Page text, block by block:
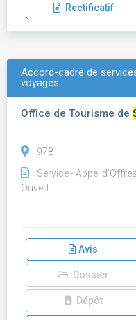
Rectificatif
Accord-cadre de
voyages
Office de Tourisme de
978
Service - Appel d'Offres
Ouvert
Avis
Dossier
Dépôt